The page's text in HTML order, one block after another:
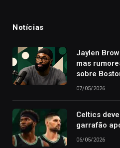
Notícias
Jaylen
mas
sobre
07/05/2026
Celtics
garrafão
06/05/2026